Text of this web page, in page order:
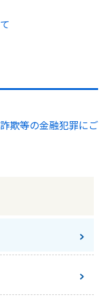
欺等の金融犯罪にご